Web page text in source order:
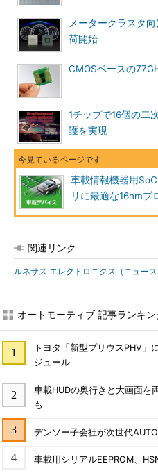
メータークラスタ
荷開始
CMOSベースの
1チップで16個の二
護を実現
車載情報機器用
リに最適な16nmプ
関連リンク
ルネサス エレクトロニクス（ニュース
オートモーティブ 記事ランキン
トヨタ「新型プリウスPHV」
ジュール
車載HUDの奥行きと大画面を
も
デンソー子会社が次世代
車載用シリアルEEPROM、